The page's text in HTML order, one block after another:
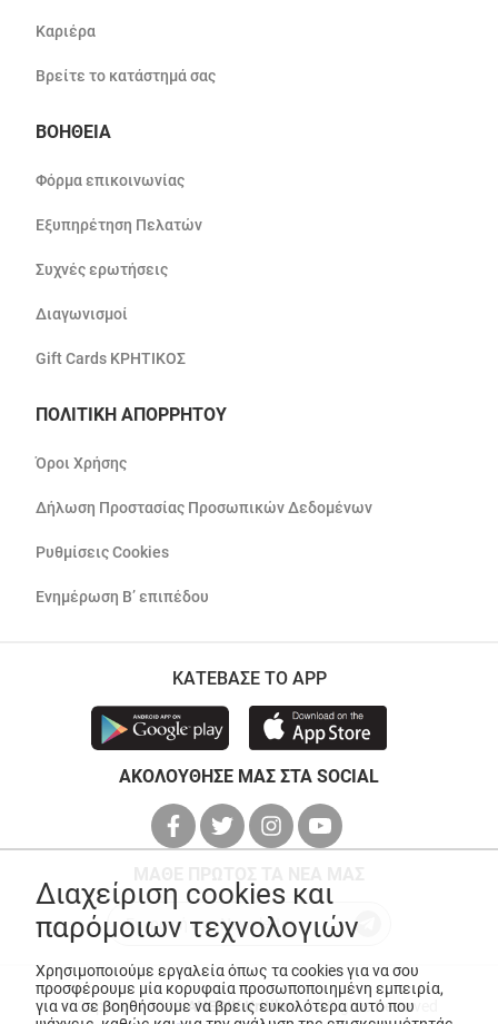
Καριέρα
Βρείτε το κατάστημά σας
ΒΟΗΘΕΙΑ
Φόρμα επικοινωνίας
Εξυπηρέτηση Πελατών
Συχνές ερωτήσεις
Διαγωνισμοί
Gift Cards ΚΡΗΤΙΚΟΣ
ΠΟΛΙΤΙΚΗ ΑΠΟΡΡΗΤΟΥ
Όροι Χρήσης
Δήλωση Προστασίας Προσωπικών Δεδομένων
Ρυθμίσεις Cookies
Ενημέρωση Β’ επιπέδου
ΚΑΤΕΒΑΣΕ ΤΟ APP
ΑΚΟΛΟΥΘΗΣΕ ΜΑΣ ΣΤΑ SOCIAL
© Copyright 2026ANEDIK Kritikos. All Rights Reserved
Διαχείριση cookies και
παρόμοιων τεχνολογιών
Χρησιμοποιούμε εργαλεία όπως τα cookies για να σου
προσφέρουμε μία κορυφαία προσωποποιημένη εμπειρία,
για να σε βοηθήσουμε να βρεις ευκολότερα αυτό που